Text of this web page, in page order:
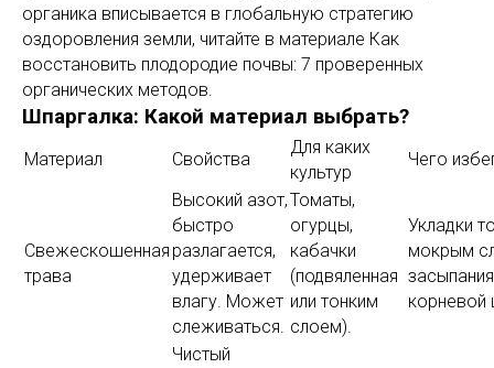
органика вписывается в глобальную стратегию
оздоровления земли, читайте в материале Как
восстановить плодородие почвы: 7 проверенных
органических методов.
Шпаргалка: Какой материал выбрать?
Материал Свойства
Для каких
культур
Чего
Свежескошенная
трава
Высокий азот,
быстро
разлагается,
удерживает
влагу. Может
слеживаться.
Томаты,
огурцы,
кабачки
(подвяленная
или тонким
слоем).
Укладки
мокрым
засыпания
корневой
Чистый